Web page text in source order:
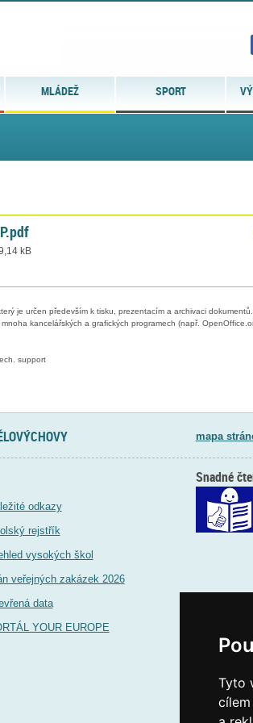
Tyto
MLÁDEŽ SPORT
kB
je určen především k tisku, prezentacím a archivaci
kancelářských a grafických programech (např.
support
mapa
odkazy
rejstřík
vysokých škol
veřejných zakázek 2026
data
YOUR EUROPE
Snadné